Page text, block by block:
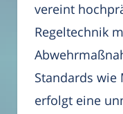
vereint
Regeltechnik
Standards wie
erfolgt eine